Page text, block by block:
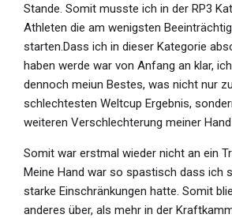
Stande. Somit musste ich in der RP3
Athleten die am wenigsten
starten.Dass ich in dieser Kategorie
haben werde war von Anfang an klar,
dennoch meiun Bestes, was nicht nur
schlechtesten Weltcup Ergebnis,
weiteren Verschlechterung meiner
Somit war erstmal wieder nicht an ein
Meine Hand war so spastisch dass ich
starke Einschränkungen hatte. Somit
anderes über, als mehr in der